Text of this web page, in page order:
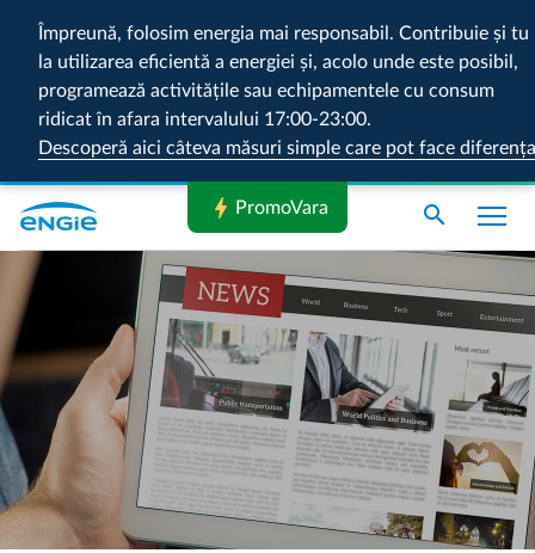
Împreună, folosim energia mai responsabil. Contribuie și tu
la utilizarea eficientă a energiei și, acolo unde este posibil,
programează activitățile sau echipamentele cu consum
ridicat în afara intervalului 17:00-23:00.
Descoperă aici câteva măsuri simple care pot face diferența
search
bolt PromoVara